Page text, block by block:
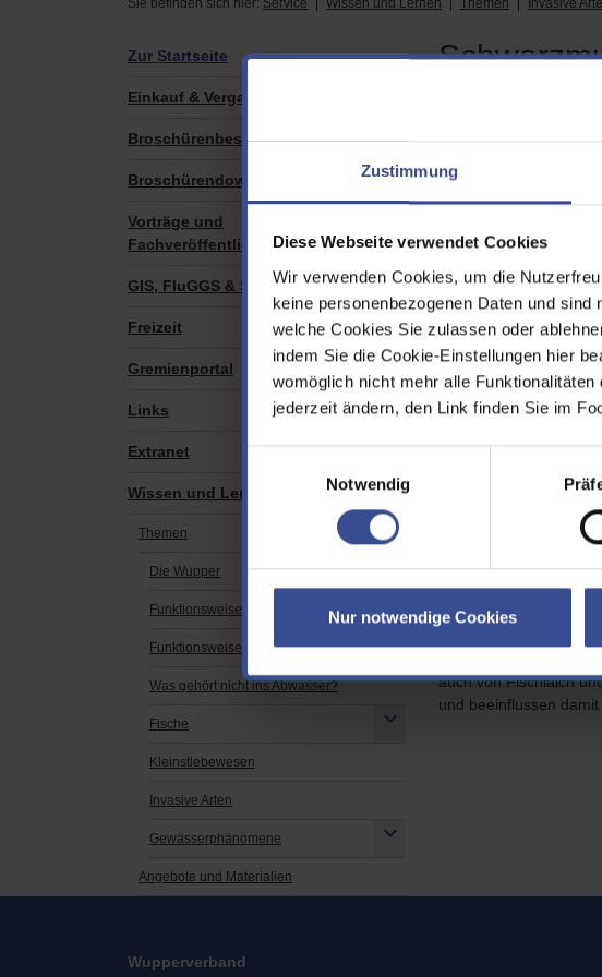
Zustimmung
Diese Webseite verwendet Cookies
Wir verwenden Cookies, um die
keine personenbezogenen Daten und
welche Cookies Sie zulassen oder
indem Sie die Cookie-Einstellungen hier
womöglich nicht mehr alle
jederzeit ändern, den Link finden Sie im
Notwendig
Nur notwendige Cookies
Zur Startseite
Einkauf & Vergabe
Broschürenbestellformular
Broschürendownloads
Vorträge und
Fachveröffentlichungen
GIS, FluGGS & Sensor Web
Freizeit
Gremienportal
Links
Extranet
Wissen und Lernen
Themen
Die Wupper
Funktionsweise Kläranlage
Funktionsweise Talsperre
Was gehört nicht ins Abwasser?
Fische
Kleinstlebewesen
Invasive Arten
Gewässerphänomene
Angebote und Materialien
Invasive Fischart
Steckbrief der
Die
Grundel kann über
sind leicht
vorhanden ist.
Verbreitung und
Ursprünglich stammt
sie auch in deutschen
Mittlerweile ist die
anpassungsfähig und
der Saison von Mai
Einfluss auf das
Die
auch von Fischlaich
und beeinflussen
Wupperverband